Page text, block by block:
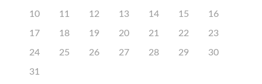
10 11 12 13 14 15 16
17 18 19 20 21 22 23
24 25 26 27 28 29 30
31